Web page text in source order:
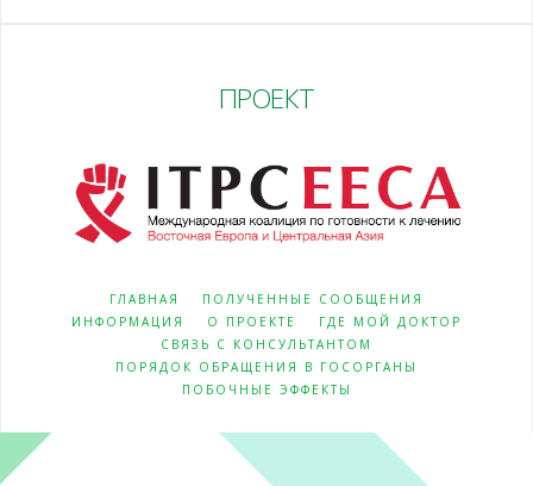
ПРОЕКТ
ГЛАВНАЯ
ПОЛУЧЕННЫЕ СООБЩЕНИЯ
ИНФОРМАЦИЯ
О ПРОЕКТЕ
ГДЕ МОЙ ДОКТОР
СВЯЗЬ С КОНСУЛЬТАНТОМ
ПОРЯДОК ОБРАЩЕНИЯ В ГОСОРГАНЫ
ПОБОЧНЫЕ ЭФФЕКТЫ